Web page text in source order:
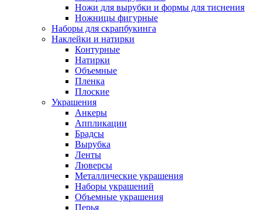
Ножи для вырубки и формы для тиснения
Ножницы фигурные
Наборы для скрапбукинга
Наклейки и натирки
Контурные
Натирки
Объемные
Пленка
Плоские
Украшения
Анкеры
Аппликации
Брадсы
Вырубка
Ленты
Люверсы
Металлические украшения
Наборы украшений
Объемные украшения
Перья